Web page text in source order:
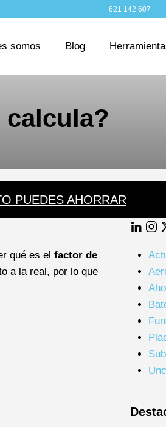
WhatsApp:
621 142 607
somos Blog
calcula?
PUEDES AHORRAR
qué es el factor de
a la real, por lo que